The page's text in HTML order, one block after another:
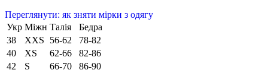
Переглянути: як зняти мірки з одягу
Укр Міжн Талія
Бедра
38
XXS 56-62
78-82
40
XS 62-66
82-86
42
S 66-70
86-90